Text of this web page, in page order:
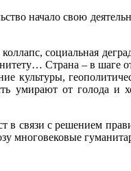
начало свою
социальная
Страна – в шаге
от голода и
связи с решением
многовековые